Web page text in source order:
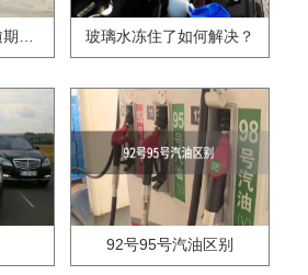
驾驶证到期没有换,逾期怎么办?? 玻璃水冻住了如何解决？
92号95号汽油区别